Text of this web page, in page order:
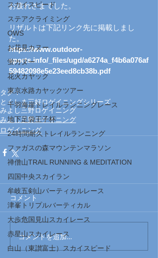
スカイスピード
ステアクライミング
OWS
お花見カヌー
蛍カヌー
花火カヤック
東京水路カヤックツアー
千羽海崖トレイルランニングレース
地下足袋王子杯
24時間耐久トレイルランニング
ファガスの森マウンテンマラソン
禅僧山TRAIL RUNNING & MEDITATION
四国中央スカイラン
牟岐五剣山バーティカルレース
津峯トリプルバーティカル
大歩危国見山スカイレース
赤星山スカイレース
白山（東讃富士）スカイスピード
お疲れさまでした。
リザルトは下記リンク先に掲載しまし
た。
https://www.outdoor-
sports.info/_files/ugd/a6274a_f4b6a076af
59482098e5e23eed8cb38b.pdf
タグ：
とくしま三好ロゲイニングシリーズ
みよし三野ロゲイニング
みよし三野ロゲイニング
ロゲイニング
コメント
コメントを追加…